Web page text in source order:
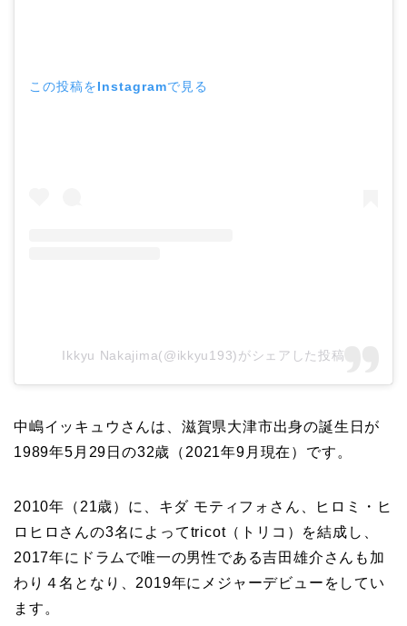
この投稿をInstagramで見る
Ikkyu Nakajima(@ikkyu193)がシェアした投稿
中嶋イッキュウさんは、滋賀県大津市出身の誕生日が
1989年5月29日の32歳（2021年9月現在）です。
2010年（21歳）に、キダ モティフォさん、ヒロミ・ヒ
ロヒロさんの3名によってtricot（トリコ）を結成し、
2017年にドラムで唯一の男性である吉田雄介さんも加
わり４名となり、2019年にメジャーデビューをしてい
ます。